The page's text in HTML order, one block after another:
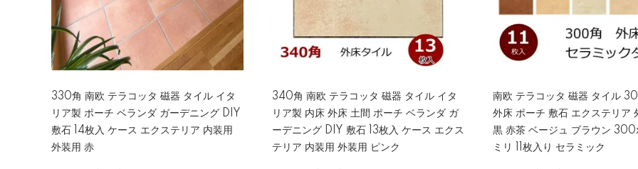
330角 南欧 テラコッタ 磁器 タイル イタ
リア製 ポーチ ベランダ ガーデニング DIY
敷石 14枚入 ケース エクステリア 内装用
外装用 赤
340角 南欧 テラコッタ 磁器 タイル イタ
リア製 内床 外床 土間 ポーチ ベランダ ガ
ーデニング DIY 敷石 13枚入 ケース エクス
テリア 内装用 外装用 ピンク
南欧 テラコッタ 磁器 タイル
外床 ポーチ 敷石 エクステリア
黒 赤茶 ベージュ ブラウン
ミリ 11枚入り セラミック